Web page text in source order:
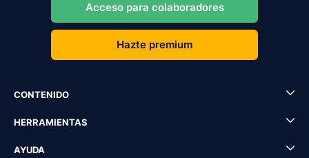
Acceso para colaboradores
Hazte premium
CONTENIDO
HERRAMIENTAS
AYUDA